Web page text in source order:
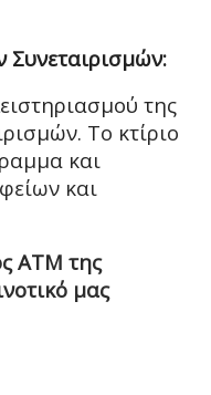
Συνεταιρισμών:
της
Το κτίριο
και
και
ATM της
μας